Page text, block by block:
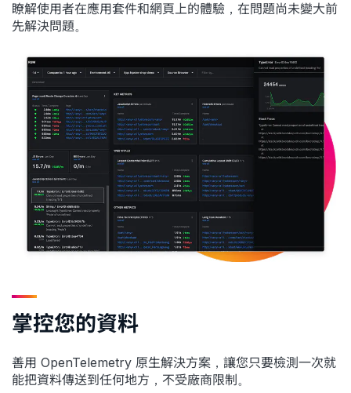
瞭解使用者在應用套件和網頁上的體驗，在問題尚未變大前
先解決問題。
掌控您的資料
善用 OpenTelemetry 原生解決方案，讓您只要檢測一次就
能把資料傳送到任何地方，不受廠商限制。